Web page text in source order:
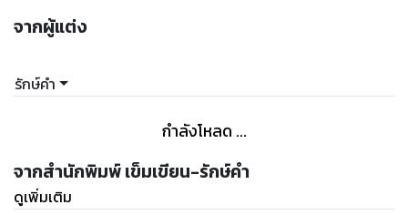
จากผู้แต่ง
รักษ์คำ
กำลังโหลด ...
จากสำนักพิมพ์ เข็มเขียน-รักษ์คำ
ดูเพิ่มเติม